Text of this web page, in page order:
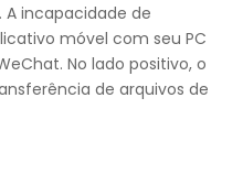
incapacidade de
móvel com seu PC
No lado positivo, o
de arquivos de